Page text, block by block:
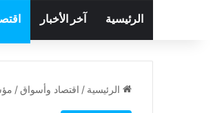
الرئيسية آخر الأخبار
الرئيسية / اقتصاد وأسواق /